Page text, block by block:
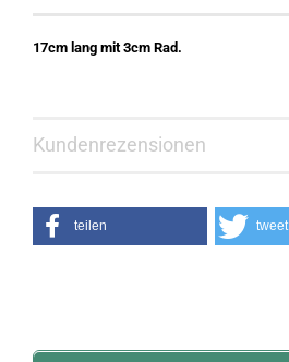
17cm lang mit 3cm Rad.
Kundenrezensionen
teilen tweet